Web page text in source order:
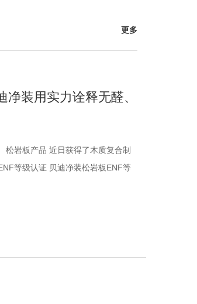
更多
装用实力诠释无醛、